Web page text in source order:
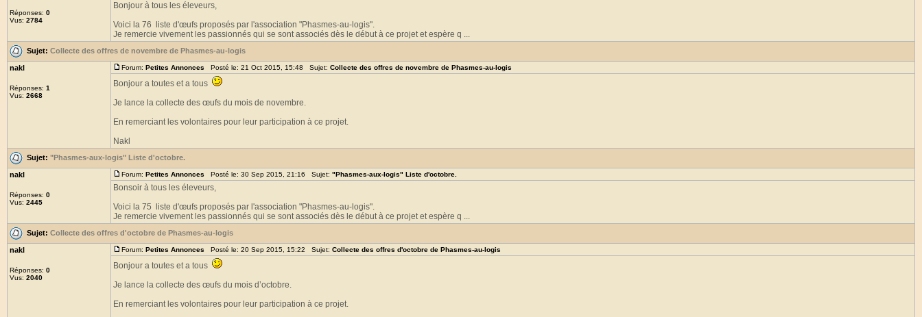
Réponses: 0
Vus: 2784
Bonjour à tous les éleveurs,
Voici la 76 liste d'œufs proposés par l'association "Phasmes-au-logis".
Je remercie vivement les passionnés qui se sont associés dès le début à ce projet et espère q ...
Sujet: Collecte des offres de novembre de Phasmes-au-logis
nakl
Réponses: 1
Vus: 2668
Forum: Petites Annonces Posté le: 21 Oct 2015, 15:48 Sujet: Collecte des offres de novembre de Phasmes-au-logis
Bonjour a toutes et a tous
Je lance la collecte des œufs du mois de novembre.
En remerciant les volontaires pour leur participation à ce projet.
Nakl
Sujet: "Phasmes-aux-logis" Liste d'octobre.
nakl
Réponses: 0
Vus: 2445
Forum: Petites Annonces Posté le: 30 Sep 2015, 21:16 Sujet: "Phasmes-aux-logis" Liste d'octobre.
Bonsoir à tous les éleveurs,
Voici la 75 liste d'œufs proposés par l'association "Phasmes-au-logis".
Je remercie vivement les passionnés qui se sont associés dès le début à ce projet et espère q ...
Sujet: Collecte des offres d'octobre de Phasmes-au-logis
nakl
Réponses: 0
Vus: 2040
Forum: Petites Annonces Posté le: 20 Sep 2015, 15:22 Sujet: Collecte des offres d'octobre de Phasmes-au-logis
Bonjour a toutes et a tous
Je lance la collecte des œufs du mois d’octobre.
En remerciant les volontaires pour leur participation à ce projet.